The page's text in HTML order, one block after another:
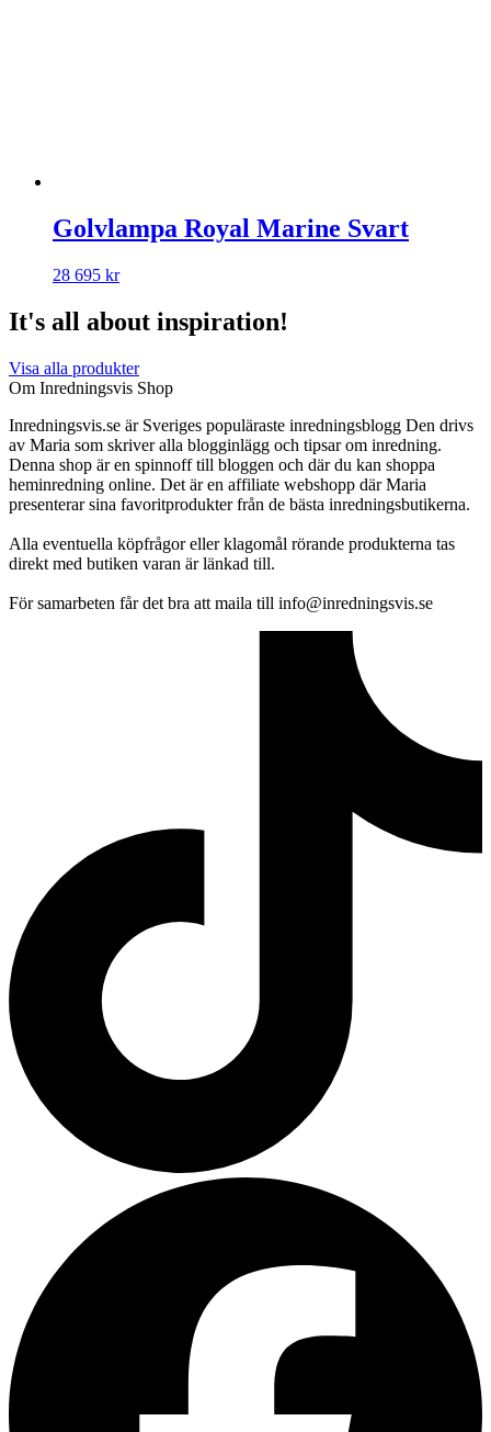
Golvlampa Royal Marine Svart
28 695 kr
It's all about inspiration!
Visa alla produkter
Om Inredningsvis Shop
Inredningsvis.se är Sveriges populäraste inredningsblogg Den drivs
av Maria som skriver alla blogginlägg och tipsar om inredning.
Denna shop är en spinnoff till bloggen och där du kan shoppa
heminredning online. Det är en affiliate webshopp där Maria
presenterar sina favoritprodukter från de bästa inredningsbutikerna.
Alla eventuella köpfrågor eller klagomål rörande produkterna tas
direkt med butiken varan är länkad till.
För samarbeten får det bra att maila till info@inredningsvis.se